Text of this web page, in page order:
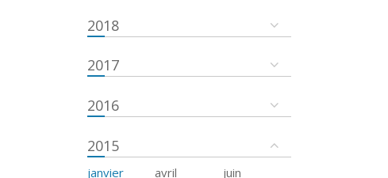
2018
2017
2016
2015
janvier avril
juin